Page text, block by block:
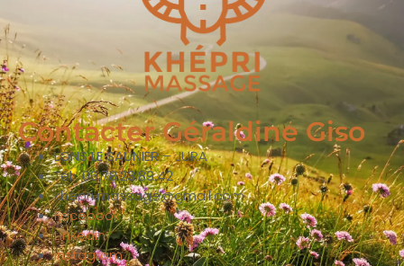
Contacter Géraldine Giso
LONS LE SAUNIER– JURA
Tél :06.78.23.89.42
khepri.massage@gmail.com
Facebook
Linkedin
Instagram